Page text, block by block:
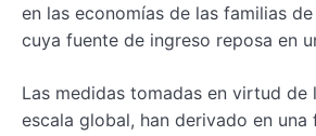
en las economías de las familias
cuya fuente de ingreso reposa en
Las medidas tomadas en virtud de
escala global, han derivado en una